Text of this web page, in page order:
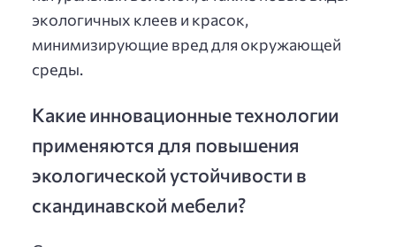
экологичных клеев и красок,
минимизирующие вред для окружающей
среды.
Какие инновационные технологии
применяются для повышения
экологической устойчивости в
скандинавской мебели?